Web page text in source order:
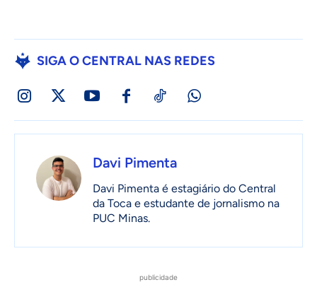
SIGA O CENTRAL NAS REDES
Davi Pimenta
Davi Pimenta é estagiário do Central
da Toca e estudante de jornalismo na
PUC Minas.
publicidade